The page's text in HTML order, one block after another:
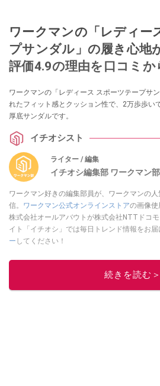
ワークマンの「レディー
プサンダル」の履き心地
評価4.9の理由を口コミか
ワークマンの「レディース スポーツテープサ
れたフィット感とクッション性で、2万歩歩い
厚底サンダルです。
イチオシスト
ライター / 編集
イチオシ編集部 ワークマン部
ワークマン好きの編集部員が、ワークマンの
信。 ワークマン公式オンラインストアの画像使
株式会社オールアバウトが株式会社NTTドコ
イト「イチオシ」では毎日トレンド情報をお届
ー してください！
このイチ
続きを読む＞